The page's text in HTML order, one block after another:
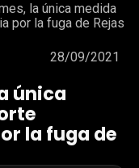
la única medida
por la fuga de Rejas
28/09/2021
única
la fuga de